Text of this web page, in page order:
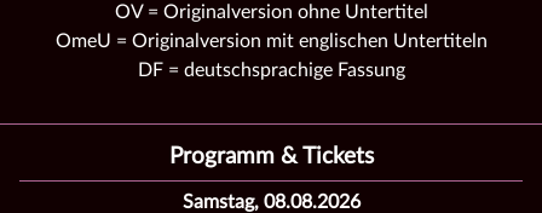
OV = Originalversion ohne Untertitel
OmeU = Originalversion mit englischen Untertiteln
DF = deutschsprachige Fassung
Programm & Tickets
Samstag, 08.08.2026